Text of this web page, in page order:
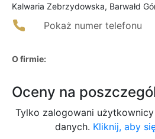
Kalwaria Zebrzydowska, Barwałd
Pokaż numer telefonu
O firmie:
Oceny na
Tylko zalogowani
danych. Kliknij, aby